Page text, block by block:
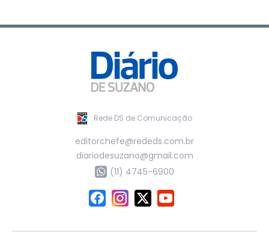
Rede DS de Comunicação
editorchefe@rededs.com.br
diariodesuzano@gmail.com
(11) 4745-6900